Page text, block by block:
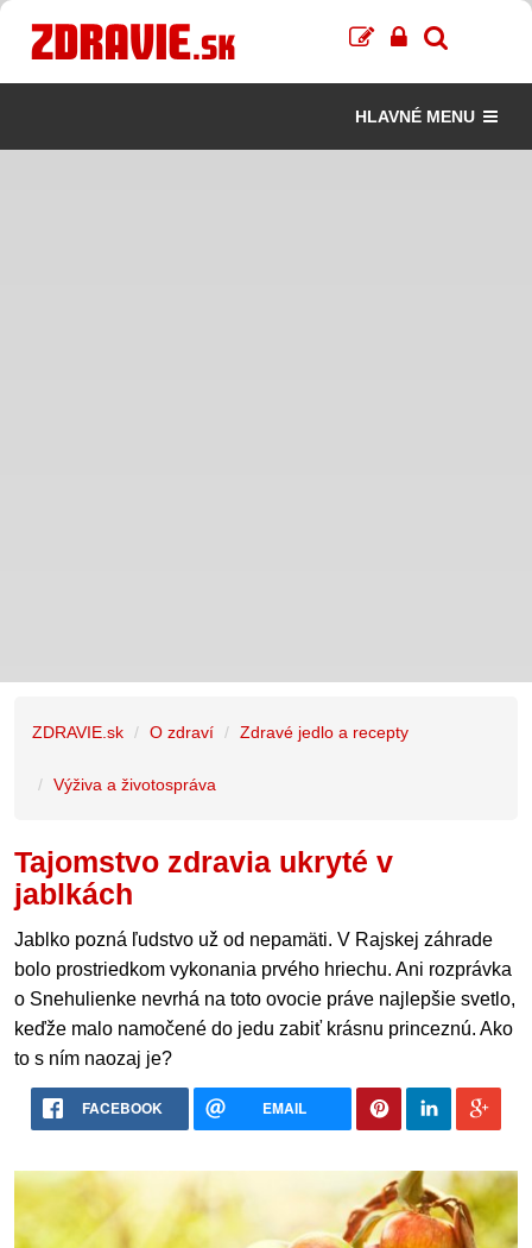
HLAVNÉ MENU
ZDRAVIE.sk O zdraví Zdravé jedlo a recepty
Výživa a životospráva
Tajomstvo zdravia ukryté v
jablkách
Jablko pozná ľudstvo už od nepamäti. V Rajskej záhrade
bolo prostriedkom vykonania prvého hriechu. Ani rozprávka
o Snehulienke nevrhá na toto ovocie práve najlepšie svetlo,
keďže malo namočené do jedu zabiť krásnu princeznú. Ako
to s ním naozaj je?
FACEBOOK EMAIL